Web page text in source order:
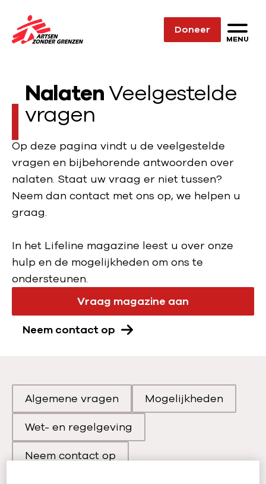
Sla navigatie over
N
d
h
o
m
e
p
a
e
Doneer
MENU
NalatenVeelgestelde
vragen
Op deze pagina vindt u de veelgestelde
vragen en bijbehorende antwoorden over
nalaten. Staat uw vraag er niet tussen?
Neem dan contact met ons op, we helpen u
graag.
In het Lifeline magazine leest u over onze
hulp en de mogelijkheden om ons te
ondersteunen.
Vraag magazine aan
Neem contact op
Scroll naar
Algemene vragen
Scroll naar
Mogelijkheden
Scroll naar
Wet- en regelgeving
Neem contact op